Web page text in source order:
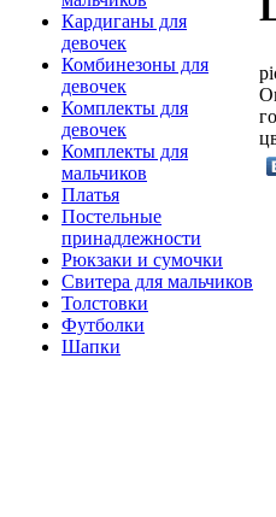
Кардиганы для
девочек
Комбинезоны для
девочек
Комплекты для
девочек
Комплекты для
мальчиков
Платья
Постельные
принадлежности
Рюкзаки и сумочки
Свитера для мальчиков
Толстовки
Футболки
Шапки